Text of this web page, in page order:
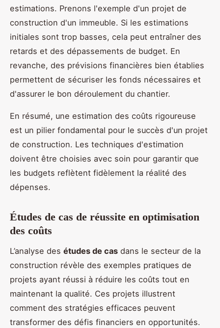
estimations. Prenons l'exemple d'un projet de
construction d'un immeuble. Si les estimations
initiales sont trop basses, cela peut entraîner des
retards et des dépassements de budget. En
revanche, des prévisions financières bien établies
permettent de sécuriser les fonds nécessaires et
d'assurer le bon déroulement du chantier.
En résumé, une estimation des coûts rigoureuse
est un pilier fondamental pour le succès d'un projet
de construction. Les techniques d'estimation
doivent être choisies avec soin pour garantir que
les budgets reflètent fidèlement la réalité des
dépenses.
Études de cas de réussite en optimisation
des coûts
L’analyse des études de cas dans le secteur de la
construction révèle des exemples pratiques de
projets ayant réussi à réduire les coûts tout en
maintenant la qualité. Ces projets illustrent
comment des stratégies efficaces peuvent
transformer des défis financiers en opportunités.